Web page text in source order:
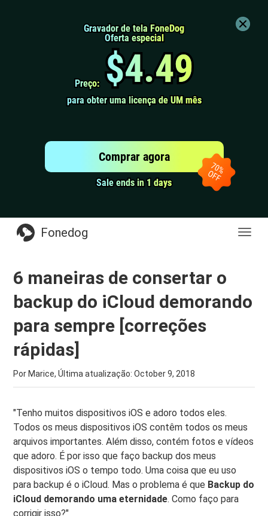
Gravador de tela FoneDog
Gravador de tela FoneDog
Oferta especial
Oferta especial
Preço:
Preço: $4.49
$4.49
para obter uma licença de UM mês
para obter uma licença de UM mês
Sale ends in 1 days
Sale ends in 1 days
Comprar agora
Fonedog
6 maneiras de consertar o
backup do iCloud demorando
para sempre [correções
rápidas]
Por Marice, Última atualização:October 9, 2018
"Tenho muitos dispositivos iOS e adoro todos eles.
Todos os meus dispositivos iOS contêm todos os meus
arquivos importantes. Além disso, contém fotos e vídeos
que adoro. É por isso que faço backup dos meus
dispositivos iOS o tempo todo. Uma coisa que eu uso
para backup é o iCloud. Mas o problema é que Backup do
iCloud demorando uma eternidade. Como faço para
corrigir isso?"